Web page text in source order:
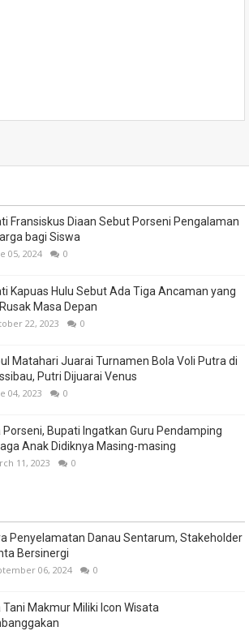
Fransiskus Diaan Sebut Porseni Pengalaman
bagi Siswa
05, 2024 0
Kapuas Hulu Sebut Ada Tiga Ancaman yang
Masa Depan
22, 2023 0
Matahari Juarai Turnamen Bola Voli Putra di
Putri Dijuarai Venus
04, 2023 0
Porseni, Bupati Ingatkan Guru Pendamping
Anak Didiknya Masing-masing
11, 2023 0
Penyelamatan Danau Sentarum, Stakeholder
Bersinergi
06, 2024 0
Tani Makmur Miliki Icon Wisata